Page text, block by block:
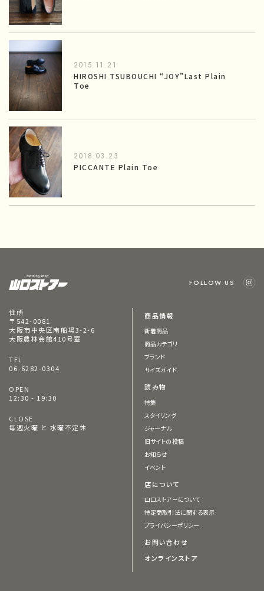
2015.11.21
HIROSHI TSUBOUCHI “JOY”Last Plain
Toe
2018.03.23
PICCANTE Plain Toe
FOLLOW US
住所
〒542-0081
大阪市中央区南船場3-2-6
大阪農林会館410号室
TEL
06-6282-0304
OPEN
12:30 - 19:30
CLOSE
毎週火曜 と 水曜不定休
商品情報
新着商品
商品カテゴリ
ブランド
サイズガイド
読み物
特集
スタイリング
ジャーナル
旧サイトの投稿
お知らせ
イベント
店について
山口ストアーについて
特定商取引法に関する表示
プライバシーポリシー
お問い合わせ
オンラインストア